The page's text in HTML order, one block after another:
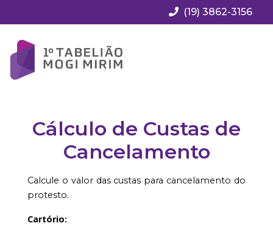
(19) 3862-3156
Cálculo de Custas de
Cancelamento
Calcule o valor das custas para cancelamento do
protesto.
Cartório: